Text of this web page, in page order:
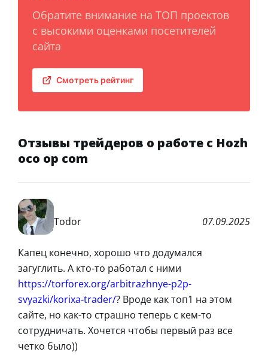
Обратите внимание на ТОП проектов
с высокими оценками посетителей
сайта
Смотреть рейтинг
Отзывы трейдеров о работе с Hozh
oco op com
Todor 07.09.2025
Капец конечно, хорошо что додумался
загуглить. А кто-то работал с ними
https://torforex.org/arbitrazhnye-p2p-
svyazki/korixa-trader/? Вроде как топ1 на этом
сайте, но как-то страшно теперь с кем-то
сотрудничать. Хочется чтобы первый раз все
четко было))